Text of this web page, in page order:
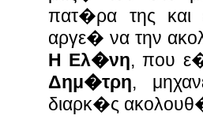
πατ�ρα της
αργε� να την
Η Ελ�νη, που
Δημ�τρη,
διαρκ�ς